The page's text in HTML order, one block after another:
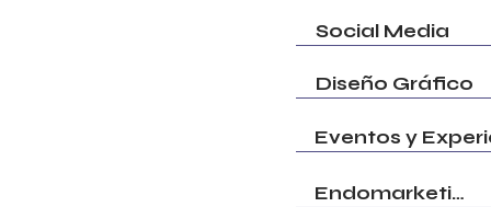
Social Media
Diseño Gráfico
Endomarketing